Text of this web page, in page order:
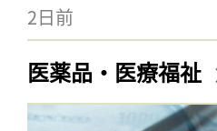
2日前
医薬品・医療福祉